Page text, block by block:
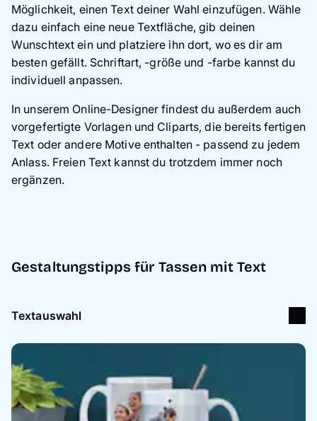
Möglichkeit, einen Text deiner Wahl einzufügen. Wähle
dazu einfach eine neue Textfläche, gib deinen
Wunschtext ein und platziere ihn dort, wo es dir am
besten gefällt. Schriftart, -größe und -farbe kannst du
individuell anpassen.
In unserem Online-Designer findest du außerdem auch
vorgefertigte Vorlagen und Cliparts, die bereits fertigen
Text oder andere Motive enthalten - passend zu jedem
Anlass. Freien Text kannst du trotzdem immer noch
ergänzen.
Gestaltungstipps für Tassen mit Text
Textauswahl